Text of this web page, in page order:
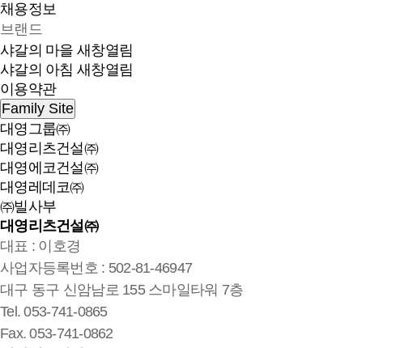
채용정보
브랜드
샤갈의 마을 새창열림
샤갈의 아침 새창열림
이용약관
Family Site
대영그룹㈜
대영리츠건설㈜
대영에코건설㈜
대영레데코㈜
㈜빌사부
대영리츠건설㈜
대표 : 이호경
사업자등록번호 : 502-81-46947
대구 동구 신암남로 155 스마일타워 7층
Tel. 053-741-0865
Fax. 053-741-0862